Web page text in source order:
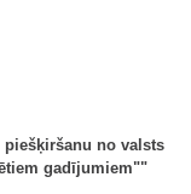
no valsts
gadījumiem""